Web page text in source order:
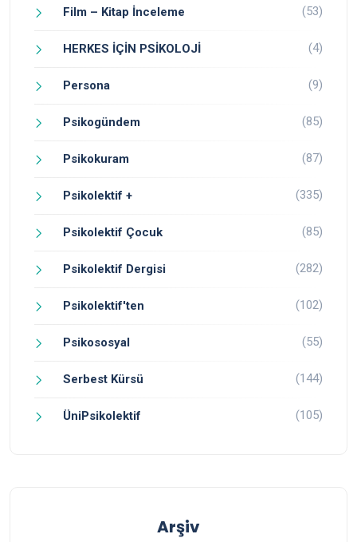
Film – Kitap İnceleme (53)
HERKES İÇİN PSİKOLOJİ (4)
Persona (9)
Psikogündem (85)
Psikokuram (87)
Psikolektif + (335)
Psikolektif Çocuk (85)
Psikolektif Dergisi (282)
Psikolektif'ten (102)
Psikososyal (55)
Serbest Kürsü (144)
ÜniPsikolektif (105)
Arşiv